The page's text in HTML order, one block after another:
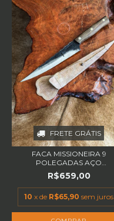
FRETE GRÁTIS
FACA MISSIONEIRA 9
POLEGADAS AÇO
CARBONO...
R$659,00
10 x de R$65,90 sem juros